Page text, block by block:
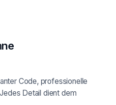
Code, professionelle
Detail dient dem